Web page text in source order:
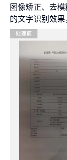
图像矫正、去
的文字识别效果